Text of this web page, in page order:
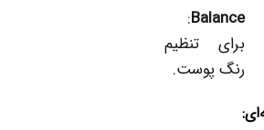
Balance
:
برای تنظیم
رنگ پوست.
: